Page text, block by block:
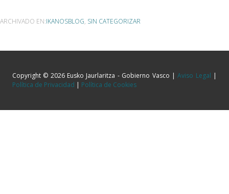
ARCHIVADO EN:IKANOSBLOG, SIN CATEGORIZAR
Copyright © 2026 Eusko Jaurlaritza - Gobierno Vasco |Aviso Legal |
Política de Privacidad | Política de Cookies